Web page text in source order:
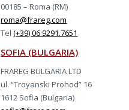
00185 – Roma (RM)
roma@frareg.com
Tel(+39) 06 9291.7651
SOFIA (BULGARIA)
FRAREG BULGARIA LTD
ul. “Troyanski Prohod” 16
1612 Sofia (Bulgaria)